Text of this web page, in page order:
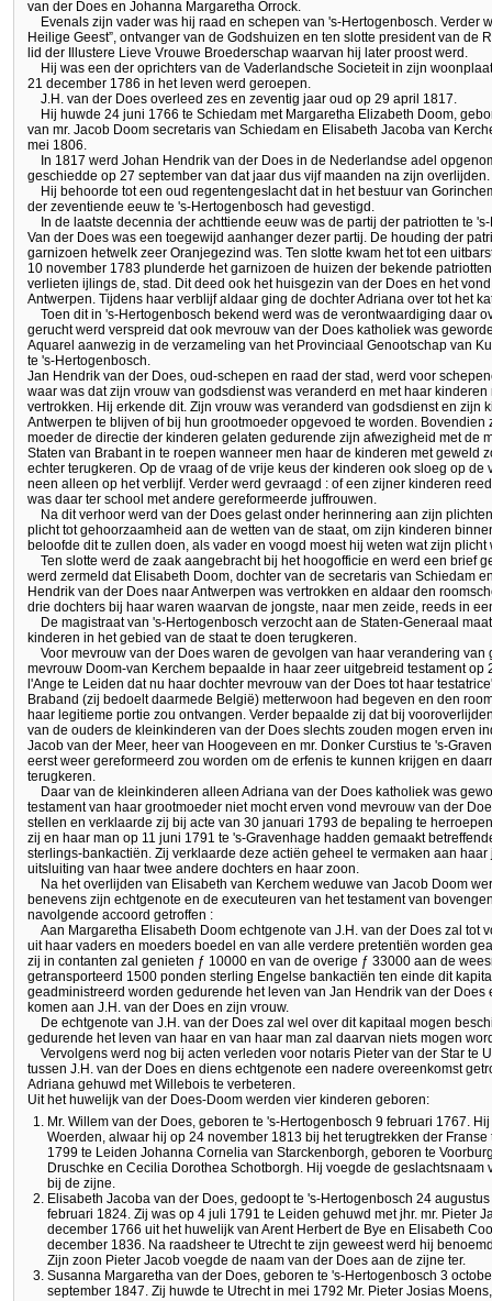
van der Does en Johanna Margaretha Orrock.
Evenals zijn vader was hij raad en schepen van 's-Hertogenbosch. Verder
Heilige Geest”, ontvanger van de Godshuizen en ten slotte president van de
lid der Illustere Lieve Vrouwe Broederschap waarvan hij later proost werd.
Hij was een der oprichters van de Vaderlandsche Societeit in zijn
21 december 1786 in het leven werd geroepen.
J.H. van der Does overleed zes en zeventig jaar oud op 29 april 1817.
Hij huwde 24 juni 1766 te Schiedam met Margaretha Elizabeth Doom,
van mr. Jacob Doom secretaris van Schiedam en Elisabeth Jacoba van
mei 1806.
In 1817 werd Johan Hendrik van der Does in de Nederlandse adel
geschiedde op 27 september van dat jaar dus vijf maanden na zijn overlijden.
Hij behoorde tot een oud regentengeslacht dat in het bestuur van
der zeventiende eeuw te 's-Hertogenbosch had gevestigd.
In de laatste decennia der achttiende eeuw was de partij der patriotten te
Van der Does was een toegewijd aanhanger dezer partij. De houding der
garnizoen hetwelk zeer Oranjegezind was. Ten slotte kwam het tot een
10 november 1783 plunderde het garnizoen de huizen der bekende
verlieten ijlings de, stad. Dit deed ook het huisgezin van der Does en het
Antwerpen. Tijdens haar verblijf aldaar ging de dochter Adriana over tot het
Toen dit in 's-Hertogenbosch bekend werd was de verontwaardiging daar
gerucht werd verspreid dat ook mevrouw van der Does katholiek was
Aquarel aanwezig in de verzameling van het Provinciaal Genootschap van
te 's-Hertogenbosch.
Jan Hendrik van der Does, oud-schepen en raad der stad, werd voor
waar was dat zijn vrouw van godsdienst was veranderd en met haar
vertrokken. Hij erkende dit. Zijn vrouw was veranderd van godsdienst en zijn
Antwerpen te blijven of bij hun grootmoeder opgevoed te worden.
moeder de directie der kinderen gelaten gedurende zijn afwezigheid met de
Staten van Brabant in te roepen wanneer men haar de kinderen met geweld
echter terugkeren. Op de vraag of de vrije keus der kinderen ook sloeg op
neen alleen op het verblijf. Verder werd gevraagd : of een zijner kinderen
was daar ter school met andere gereformeerde juffrouwen.
Na dit verhoor werd van der Does gelast onder herinnering aan zijn
plicht tot gehoorzaamheid aan de wetten van de staat, om zijn kinderen
beloofde dit te zullen doen, als vader en voogd moest hij weten wat zijn plicht
Ten slotte werd de zaak aangebracht bij het hoogofficie en werd een brief
werd zermeld dat Elisabeth Doom, dochter van de secretaris van Schiedam
Hendrik van der Does naar Antwerpen was vertrokken en aldaar den
drie dochters bij haar waren waarvan de jongste, naar men zeide, reeds in
De magistraat van 's-Hertogenbosch verzocht aan de Staten-Generaal
kinderen in het gebied van de staat te doen terugkeren.
Voor mevrouw van der Does waren de gevolgen van haar verandering
mevrouw Doom-van Kerchem bepaalde in haar zeer uitgebreid testament
l'Ange te Leiden dat nu haar dochter mevrouw van der Does tot haar
Braband (zij bedoelt daarmede België) metterwoon had begeven en den
haar legitieme portie zou ontvangen. Verder bepaalde zij dat bij
van de ouders de kleinkinderen van der Does slechts zouden mogen erven
Jacob van der Meer, heer van Hoogeveen en mr. Donker Curstius te 's-
eerst weer gereformeerd zou worden om de erfenis te kunnen krijgen en
terugkeren.
Daar van de kleinkinderen alleen Adriana van der Does katholiek was
testament van haar grootmoeder niet mocht erven vond mevrouw van der
stellen en verklaarde zij bij acte van 30 januari 1793 de bepaling te
zij en haar man op 11 juni 1791 te 's-Gravenhage hadden gemaakt
sterlings-bankactiën. Zij verklaarde deze actiën geheel te vermaken aan
uitsluiting van haar twee andere dochters en haar zoon.
Na het overlijden van Elisabeth van Kerchem weduwe van Jacob Doom
benevens zijn echtgenote en de executeuren van het testament van
navolgende accoord getroffen :
Aan Margaretha Elisabeth Doom echtgenote van J.H. van der Does zal tot
uit haar vaders en moeders boedel en van alle verdere pretentiën worden
zij in contanten zal genieten ƒ 10000 en van de overige ƒ 33000 aan de
getransporteerd 1500 ponden sterling Engelse bankactiën ten einde dit
geadministreerd worden gedurende het leven van Jan Hendrik van der
komen aan J.H. van der Does en zijn vrouw.
De echtgenote van J.H. van der Does zal wel over dit kapitaal mogen
gedurende het leven van haar en van haar man zal daarvan niets mogen
Vervolgens werd nog bij acten verleden voor notaris Pieter van der Star te
tussen J.H. van der Does en diens echtgenote een nadere overeenkomst
Adriana gehuwd met Willebois te verbeteren.
Uit het huwelijk van der Does-Doom werden vier kinderen geboren:
Mr. Willem van der Does, geboren te 's-Hertogenbosch 9 februari 1767.
Woerden, alwaar hij op 24 november 1813 bij het terugtrekken der
1799 te Leiden Johanna Cornelia van Starckenborgh, geboren te
Druschke en Cecilia Dorothea Schotborgh. Hij voegde de
bij de zijne.
Elisabeth Jacoba van der Does, gedoopt te 's-Hertogenbosch 24
februari 1824. Zij was op 4 juli 1791 te Leiden gehuwd met jhr. mr. Pieter
december 1766 uit het huwelijk van Arent Herbert de Bye en Elisabeth
december 1836. Na raadsheer te Utrecht te zijn geweest werd hij
Zijn zoon Pieter Jacob voegde de naam van der Does aan de zijne ter.
Susanna Margaretha van der Does, geboren te 's-Hertogenbosch 3
september 1847. Zij huwde te Utrecht in mei 1792 Mr. Pieter Josias